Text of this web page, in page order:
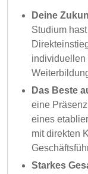
Deine
Studium
individuellen
Das Beste
eine
eines
mit direkten
Starkes